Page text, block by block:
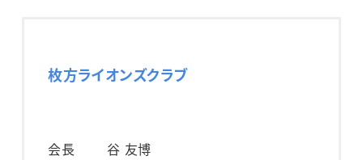
枚方ライオンズクラブ
会長
谷 友博